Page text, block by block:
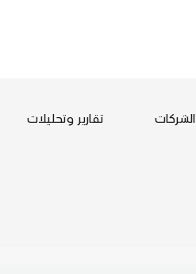
الشركات تقارير وتحليلات